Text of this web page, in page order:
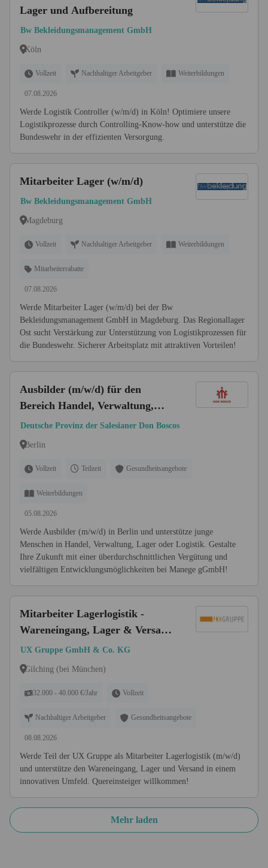
Lager und Aufbereitung
Bw Bekleidungsmanagement GmbH
Köln
Vollzeit Nachhaltiger Arbeitgeber Weiterbildungen
07.08.2026
Werde Logistik Controller (w/m/d) in Köln! Optimiere unsere
Logistikprozesse durch Controlling-Know-how und unterstütze die
Bundeswehr in der effizienten Versorgung.
Mitarbeiter Lager (w/m/d)
Bw Bekleidungsmanagement GmbH
Magdeburg
Vollzeit Nachhaltiger Arbeitgeber Weiterbildungen
Mitarbeiterrabatte
07.08.2026
Werde Mitarbeiter Lager (w/m/d) bei der Bw
Bekleidungsmanagement GmbH in Magdeburg. Das Regionallager
Ost sucht Verstärkung zur Unterstützung von Logistikprozessen für
die Bundeswehr. Sicherer Arbeitsplatz mit attraktiven Vorteilen!
Ausbilder (m/w/d) für den
Bereich Handel, Verwaltung,
Lager oder Logistik
Deutsche Provinz der Salesianer Don Boscos
Berlin
Vollzeit Teilzeit Gesundheitsangebote
Weiterbildungen
05.08.2026
Werde Ausbilder (m/w/d) in Berlin und unterstütze junge
Menschen in Handel, Verwaltung, Lager oder Logistik. Gestalte
Ihre Zukunft mit einer überdurchschnittlichen Vergütung und
vielfältigen Entwicklungsmöglichkeiten bei Manege gGmbH!
Mitarbeiter Lagerlogistik -
Wareneingang, Lager & Versand
(m/w/d) - Quereinsteiger
willkommen
UX Gruppe GmbH & Co. KG
Gilching (bei München)
32.000 - 40.000 €/Jahr Vollzeit
Nachhaltiger Arbeitgeber Gesundheitsangebote
08.08.2026
Werde Teil der UX Gruppe als Mitarbeiter Lagerlogistik (m/w/d)
und unterstütze den Wareneingang, Lager und Versand in einem
innovativen Umfeld. Quereinsteiger willkommen!
Mehr laden